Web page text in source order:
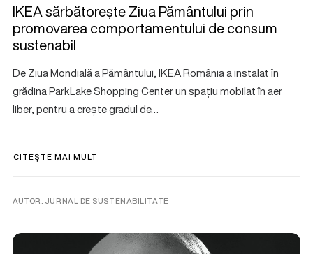
IKEA sărbătorește Ziua Pământului prin
promovarea comportamentului de consum
sustenabil
De Ziua Mondială a Pământului, IKEA România a instalat în
grădina ParkLake Shopping Center un spațiu mobilat în aer
liber, pentru a crește gradul de…
CITEȘTE MAI MULT
AUTOR. JURNAL DE SUSTENABILITATE